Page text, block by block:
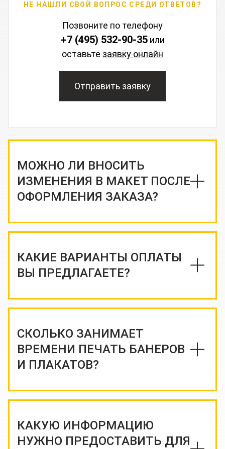
НЕ НАШЛИ СВОЙ ВОПРОС СРЕДИ ОТВЕТОВ?
Позвоните по телефону
+7 (495) 532-90-35или
оставьте заявку онлайн
Отправить заявку
МОЖНО ЛИ ВНОСИТЬ
ИЗМЕНЕНИЯ В МАКЕТ ПОСЛЕ
ОФОРМЛЕНИЯ ЗАКАЗА?
КАКИЕ ВАРИАНТЫ ОПЛАТЫ
ВЫ ПРЕДЛАГАЕТЕ?
СКОЛЬКО ЗАНИМАЕТ
ВРЕМЕНИ ПЕЧАТЬ БАНЕРОВ
И ПЛАКАТОВ?
КАКУЮ ИНФОРМАЦИЮ
НУЖНО ПРЕДОСТАВИТЬ ДЛЯ